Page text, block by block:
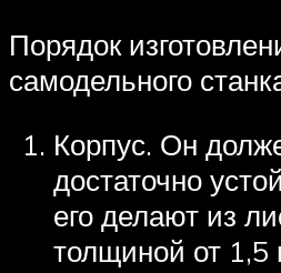
Порядок
самодельного
Корпус. Он
достаточно
его делают из
толщиной от